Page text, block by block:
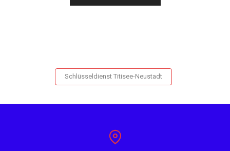
Schlüsseldienst Titisee-Neustadt